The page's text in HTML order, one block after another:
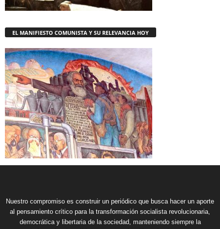
EL MANIFIESTO COMUNISTA Y SU RELEVANCIA HOY
Nuestro compromiso es construir un periódico que busca hacer un aporte
al pensamiento crítico para la transformación socialista revolucionaria,
democrática y libertaria de la sociedad, manteniendo siempre la